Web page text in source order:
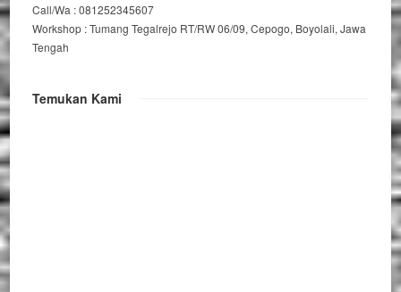
Call/Wa : 081252345607
Workshop : Tumang Tegalrejo RT/RW 06/09, Cepogo, Boyolali, Jawa
Tengah
Temukan Kami